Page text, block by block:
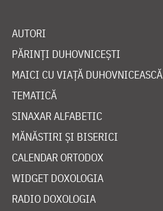
AUTORI
PĂRINȚI DUHOVNICEȘTI
MAICI CU VIAȚĂ DUHOVNICEASCĂ
TEMATICĂ
SINAXAR ALFABETIC
MĂNĂSTIRI ȘI BISERICI
CALENDAR ORTODOX
WIDGET DOXOLOGIA
RADIO DOXOLOGIA